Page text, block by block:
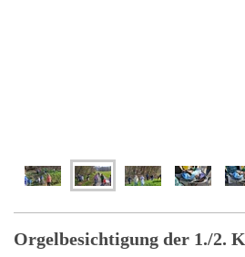
Orgelbesichtigung der 1./2.